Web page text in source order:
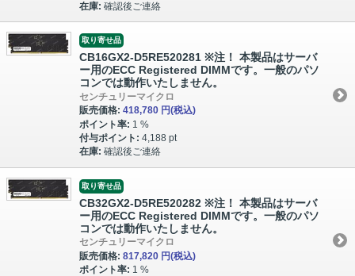
在庫: 確認後ご連絡
取り寄せ品
CB16GX2-D5RE520281 ※注！ 本製品はサーバ
ー用のECC Registered DIMMです。一般のパソ
コンでは動作いたしません。
センチュリーマイクロ
販売価格: 418,780 円(税込)
ポイント率: 1 %
付与ポイント: 4,188 pt
在庫: 確認後ご連絡
取り寄せ品
CB32GX2-D5RE520282 ※注！ 本製品はサーバ
ー用のECC Registered DIMMです。一般のパソ
コンでは動作いたしません。
センチュリーマイクロ
販売価格: 817,820 円(税込)
ポイント率: 1 %